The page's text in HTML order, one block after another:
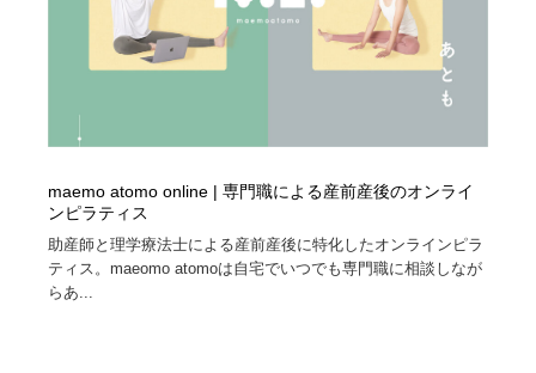
maemo atomo online | 専門職による産前産後のオンライ
ンピラティス
助産師と理学療法士による産前産後に特化したオンラインピラ
ティス。maeomo atomoは自宅でいつでも専門職に相談しなが
らあ...